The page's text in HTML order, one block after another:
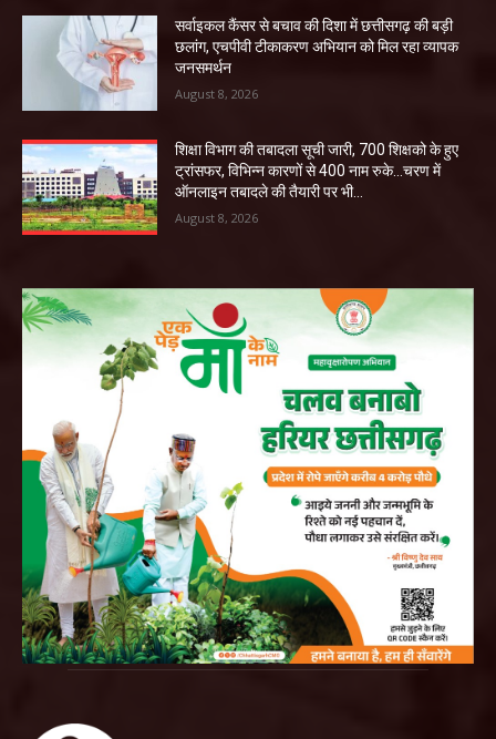
सर्वाइकल कैंसर से बचाव की दिशा में छत्तीसगढ़ की बड़ी
छलांग, एचपीवी टीकाकरण अभियान को मिल रहा व्यापक
जनसमर्थन
August 8, 2026
शिक्षा विभाग की तबादला सूची जारी, 700 शिक्षको के हुए
ट्रांसफर, विभिन्न कारणों से 400 नाम रुके…चरण में
ऑनलाइन तबादले की तैयारी पर भी...
August 8, 2026